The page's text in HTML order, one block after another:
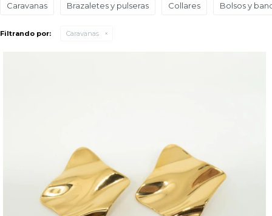
Caravanas Brazaletes y pulseras Collares Bolsos y
Filtrando por: Caravanas